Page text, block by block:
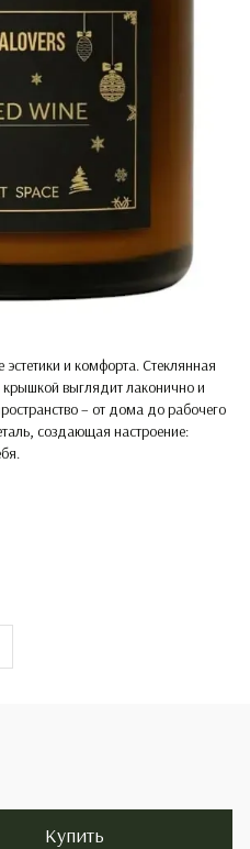
и комфорта. Стеклянная
выглядит лаконично и
– от дома до рабочего
создающая настроение:
Купить